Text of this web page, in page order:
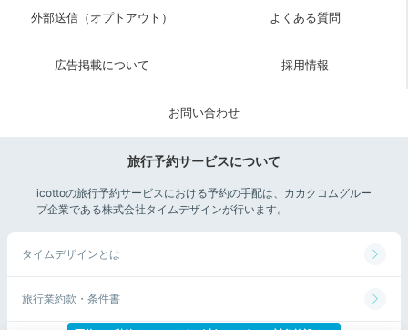
チェックアウトぎりぎりまでゆっくりしたら、後ろ髪を
引かれつつチェックアウト。ついでに2階の「ギフト・
プラネット」でお土産を買いませんか？ホテルのモチー
フが描かれたおしゃれなグッズが勢揃いしていますよ。
外部送信（オプトアウト） よくある質問
広告掲載について 採用情報
お問い合わせ
旅行予約サービスについて
icottoの旅行予約サービスにおける予約の手配は、カカクコムグルー
プ企業である株式会社タイムデザインが行います。
タイムデザインとは
旅行業約款・条件書